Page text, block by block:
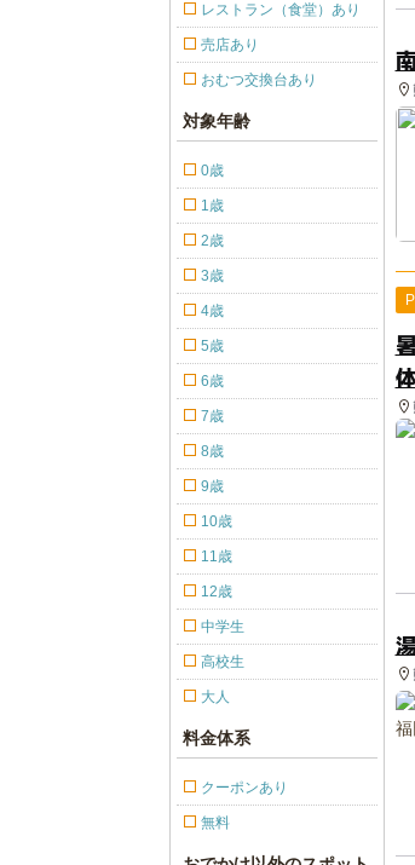
レストラン（食堂）あり
売店あり
おむつ交換台あり
対象年齢
0歳
1歳
2歳
3歳
4歳
5歳
6歳
7歳
8歳
9歳
10歳
11歳
12歳
中学生
高校生
大人
料金体系
クーポンあり
無料